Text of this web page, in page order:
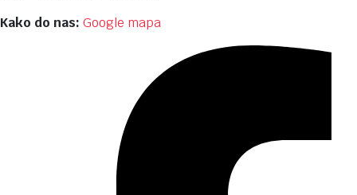
Kako do nas: Google mapa